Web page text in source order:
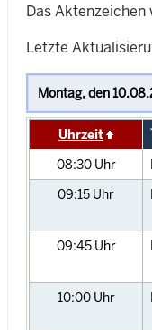
Das
Letzte
Uhrzeit
08:30 Uhr
09:15 Uhr
09:45 Uhr
10:00 Uhr